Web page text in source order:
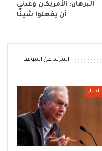
البرهان: الأمريكان وعدني
أن يفعلوا شيئًا
المزيد عن المؤلف
اخبار